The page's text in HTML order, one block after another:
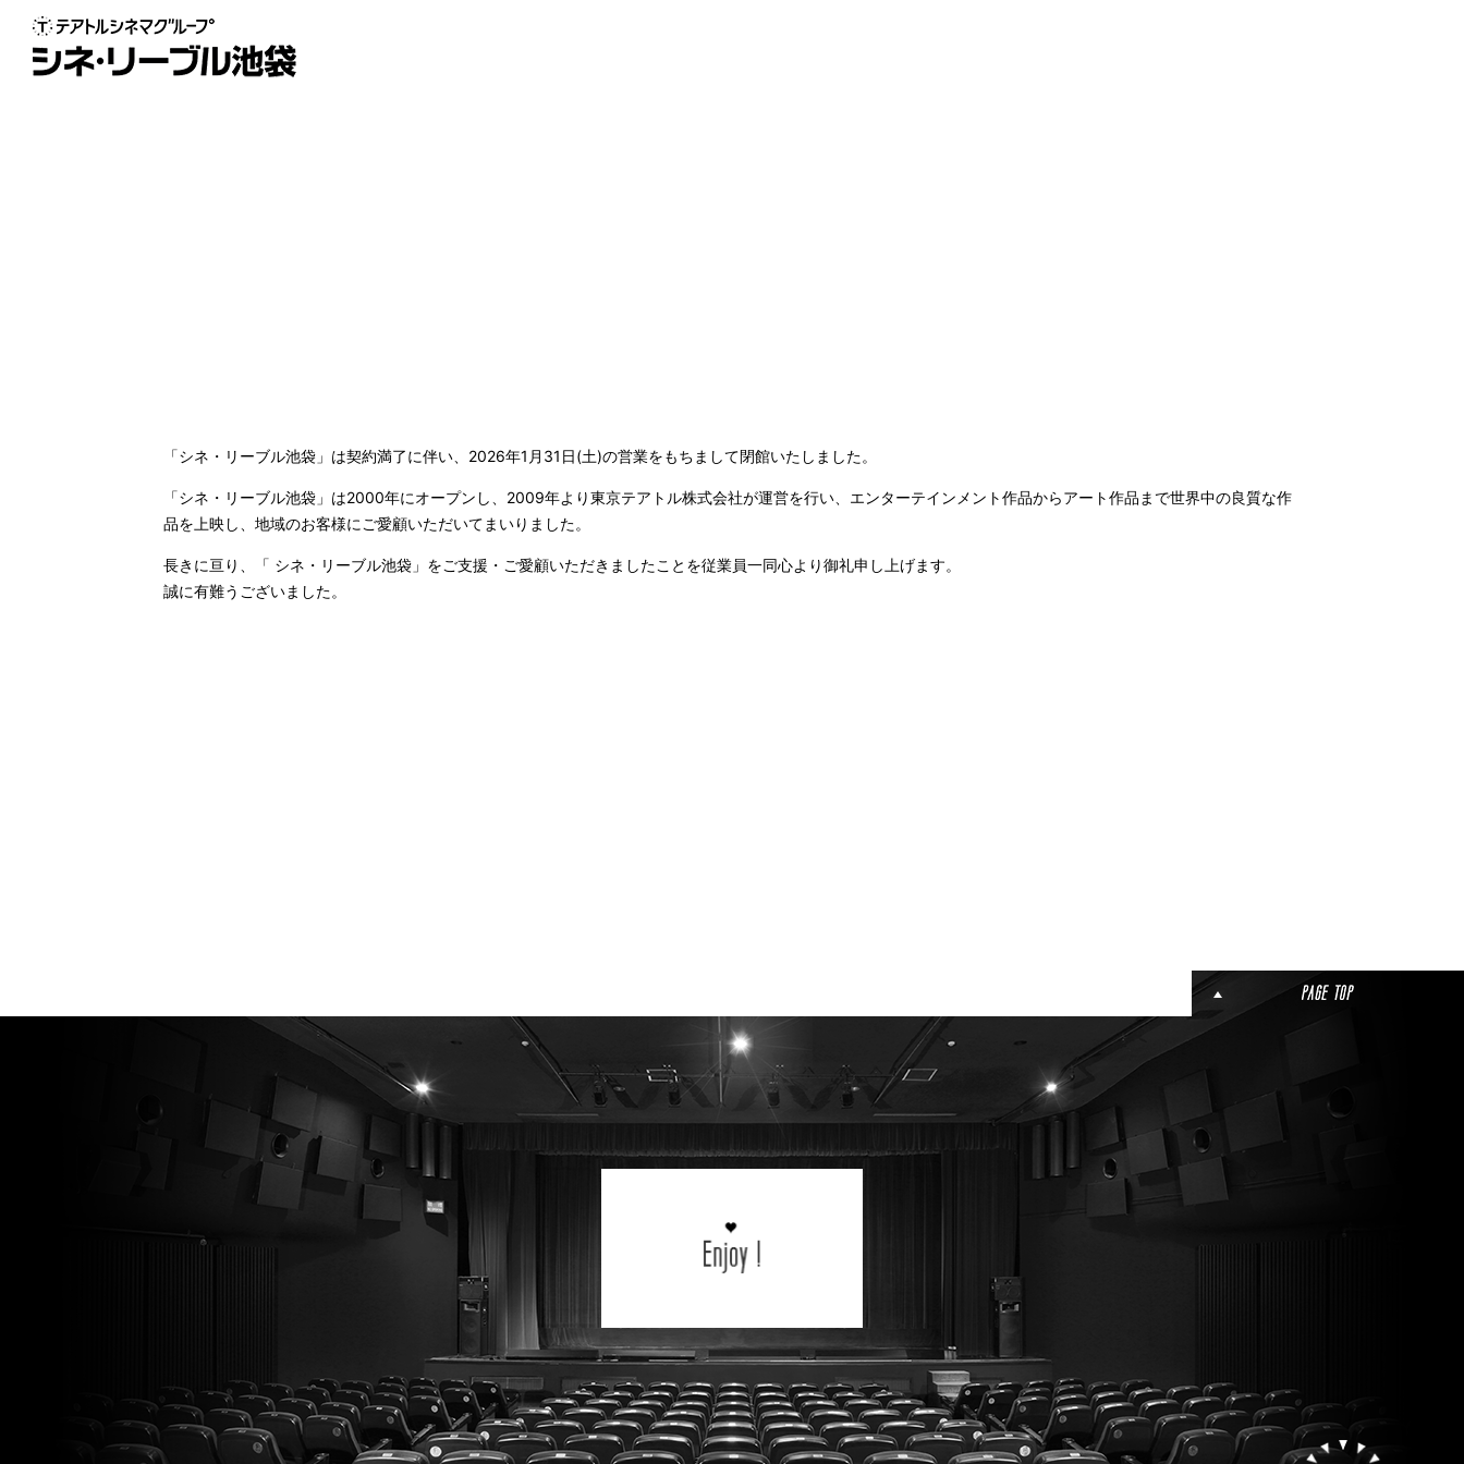
「シネ・リーブル池袋」は契約満了に伴い、2026年1月31日(土)の営業をもちまして閉館いたしました。
「シネ・リーブル池袋」は2000年にオープンし、2009年より東京テアトル株式会社が運営を行い、エンターテインメント作品からアート作品まで世界中の良質な作
品を上映し、地域のお客様にご愛顧いただいてまいりました。
長きに亘り、「 シネ・リーブル池袋」をご支援・ご愛顧いただきましたことを従業員一同心より御礼申し上げます。
誠に有難うございました。